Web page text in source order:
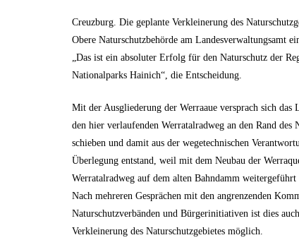
Creuzburg. Die geplante Verkleinerung des
Obere Naturschutzbehörde am Landesverwaltungsamt
„Das ist ein absoluter Erfolg für den Naturschutz der
Nationalparks Hainich“, die Entscheidung.
Mit der Ausgliederung der Werraaue versprach sich das
den hier verlaufenden Werratalradweg an den Rand des
schieben und damit aus der wegetechnischen
Überlegung entstand, weil mit dem Neubau der
Werratalradweg auf dem alten Bahndamm weitergeführt
Nach mehreren Gesprächen mit den angrenzenden
Naturschutzverbänden und Bürgerinitiativen ist dies
Verkleinerung des Naturschutzgebietes möglich.